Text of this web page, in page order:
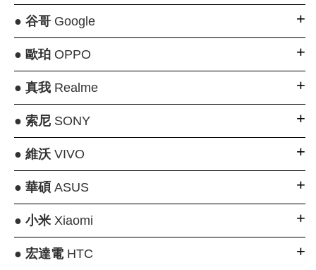
● 谷哥Google
● 歐珀OPPO
● 真我Realme
● 索尼SONY
● 維沃VIVO
● 華碩 ASUS
● 小米Xiaomi
● 宏達電HTC